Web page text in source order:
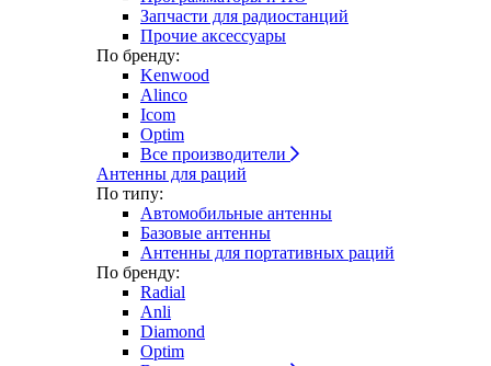
Запчасти для радиостанций
Прочие аксессуары
По бренду:
Kenwood
Alinco
Icom
Optim
Все производители
Антенны для раций
По типу:
Автомобильные антенны
Базовые антенны
Антенны для портативных раций
По бренду:
Radial
Anli
Diamond
Optim